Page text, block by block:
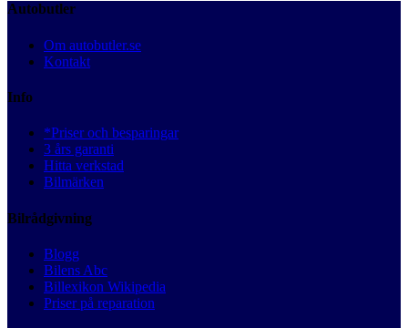
Autobutler
Om autobutler.se
Kontakt
Info
*Priser och besparingar
3 års garanti
Hitta verkstad
Bilmärken
Bilrådgivning
Blogg
Bilens Abc
Billexikon Wikipedia
Priser på reparation